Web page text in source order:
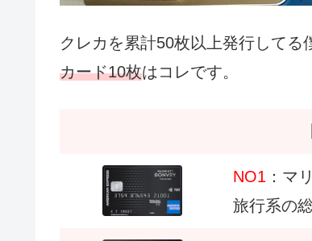
クレカを累計50枚以上発行してる
カード10枚はコレです。
NO1 ：マ
旅行系の